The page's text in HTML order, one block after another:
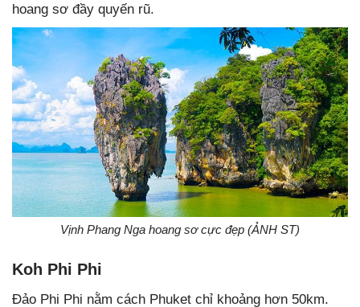
hoang sơ đầy quyến rũ.
Vịnh Phang Nga hoang sơ cực đẹp (ẢNH ST)
Koh Phi Phi
Đảo Phi Phi nằm cách Phuket chỉ khoảng hơn 50km.